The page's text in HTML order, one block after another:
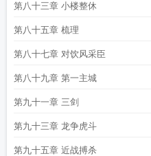
第八十三章 小楼整休
第八十五章 梳理
第八十七章 对饮风采臣
第八十九章 第一主城
第九十一章 三剑
第九十三章 龙争虎斗
第九十五章 近战搏杀